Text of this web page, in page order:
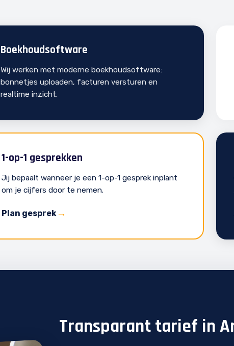
Boekhoudsoftware
Wij werken met moderne boekhoudsoftware:
bonnetjes uploaden, facturen versturen en
realtime inzicht.
1-op-1 gesprekken
Jij bepaalt wanneer je een 1-op-1 gesprek inplant
om je cijfers door te nemen.
Plan gesprek
Transparant tarief in